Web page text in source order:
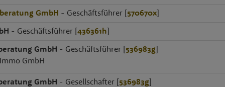
GmbH - Geschäftsführer [570670x]
- Geschäftsführer [436361h]
GmbH - Geschäftsführer [536983g]
GmbH
GmbH - Gesellschafter [536983g]